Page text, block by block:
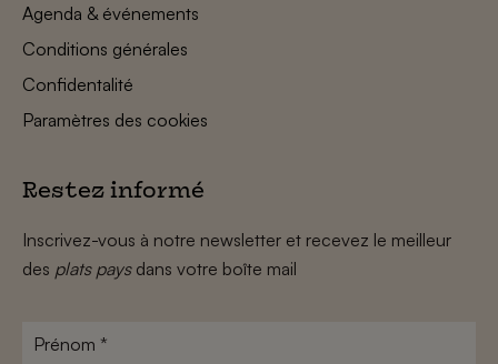
Agenda & événements
Conditions générales
Confidentalité
Paramètres des cookies
Restez informé
Inscrivez-vous à notre newsletter et recevez le meilleur
des plats paysdans votre boîte mail
Prénom